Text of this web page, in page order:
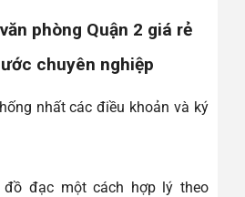
phòng Quận 2 giá rẻ
chuyên nghiệp
nhất các điều khoản và ký
đạc một cách hợp lý theo